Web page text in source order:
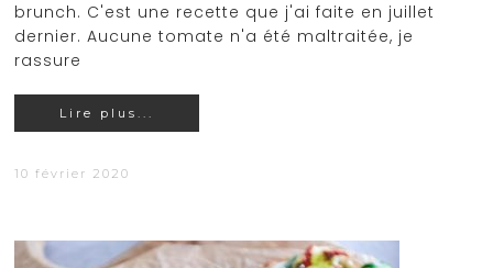
brunch. C'est une recette que j'ai faite en juillet
dernier. Aucune tomate n'a été maltraitée, je
rassure
Lire plus...
10 février 2020